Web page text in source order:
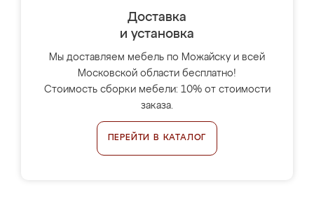
Доставка
и установка
Мы доставляем мебель по Можайску и всей
Московской области бесплатно!
Стоимость сборки мебели: 10% от стоимости
заказа.
ПЕРЕЙТИ В КАТАЛОГ